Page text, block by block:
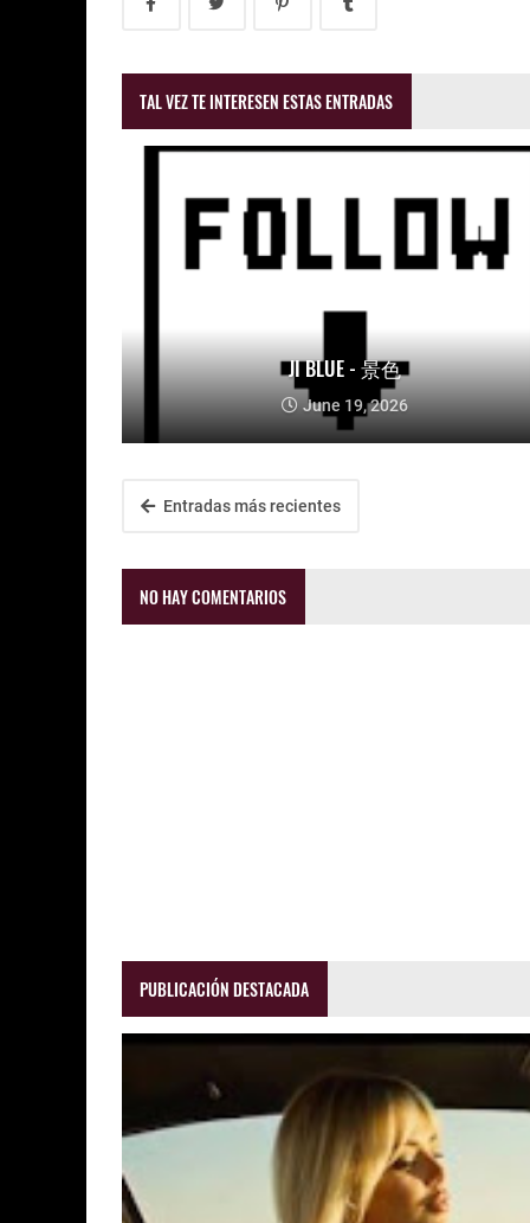
TAL VEZ TE INTERESEN ESTAS ENTRADAS
JI BLUE - 景色
June 19, 2026
Entradas más recientes
NO HAY COMENTARIOS
PUBLICACIÓN DESTACADA